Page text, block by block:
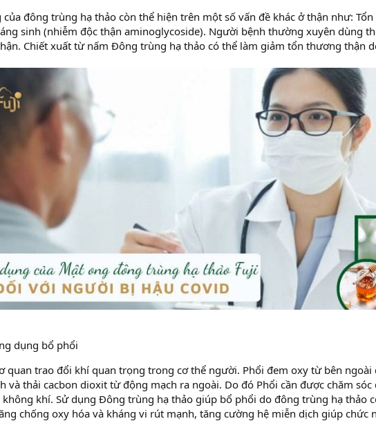
của đông trùng hạ thảo còn thể hiện trên một số vấn đề khác ở thận như:
sinh (nhiễm độc thận aminoglycoside). Người bệnh thường xuyên dùng
Chiết xuất từ nấm Đông trùng hạ thảo có thể làm giảm tổn thương thận
dụng bổ phổi
quan trao đổi khí quan trọng trong cơ thể người. Phổi đem oxy từ bên ngoài
và thải cacbon dioxit từ động mạch ra ngoài. Do đó Phổi cần được chăm
không khí. Sử dụng Đông trùng hạ thảo giúp bổ phổi do đông trùng hạ thảo
chống oxy hóa và kháng vi rút mạnh, tăng cường hệ miễn dịch giúp chức